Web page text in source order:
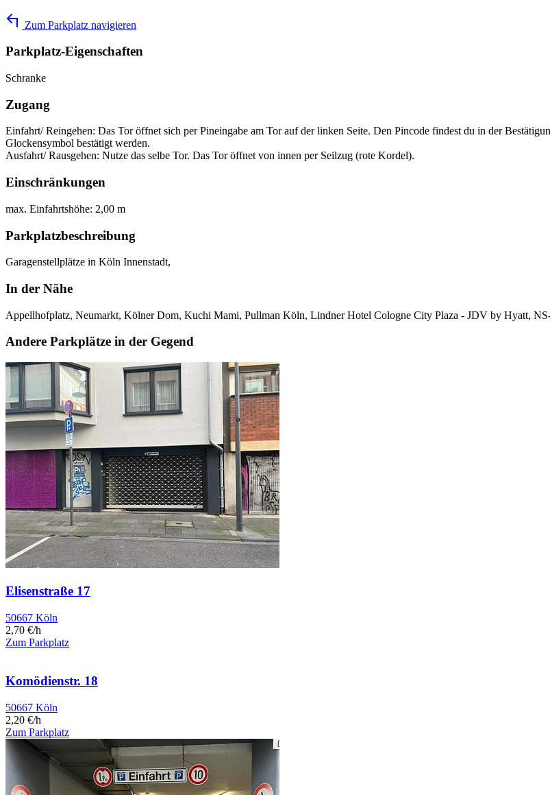
Zum Parkplatz navigieren
Parkplatz-Eigenschaften
Schranke
Zugang
Einfahrt/ Reingehen: Das Tor öffnet sich per Pineingabe am Tor auf der linken Seite. Den Pincode findest du in der
Glockensymbol bestätigt werden.
Ausfahrt/ Rausgehen: Nutze das selbe Tor. Das Tor öffnet von innen per Seilzug (rote Kordel).
Einschränkungen
max. Einfahrtshöhe: 2,00 m
Parkplatzbeschreibung
Garagenstellplätze in Köln Innenstadt,
In der Nähe
Appellhofplatz, Neumarkt, Kölner Dom, Kuchi Mami, Pullman Köln, Lindner Hotel Cologne City Plaza - JDV by Hyatt,
Andere Parkplätze in der Gegend
Elisenstraße 17
50667 Köln
2,70 €/h
Zum Parkplatz
Komödienstr. 18
50667 Köln
2,20 €/h
Zum Parkplatz